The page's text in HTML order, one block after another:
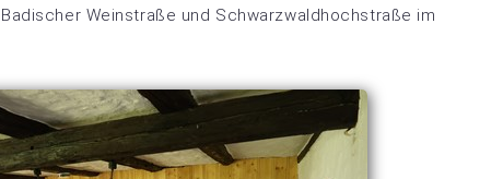
Weinstraße und Schwarzwaldhochstraße im